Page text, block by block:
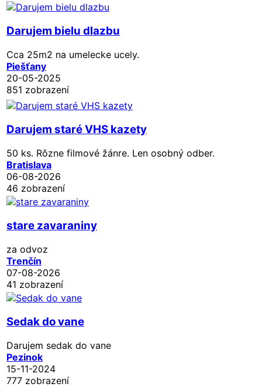
Darujem bielu dlazbu
Cca 25m2 na umelecke ucely.
Piešťany
20-05-2025
851 zobrazení
Darujem staré VHS kazety
50 ks. Rôzne filmové žánre. Len osobný odber.
Bratislava
06-08-2026
46 zobrazení
stare zavaraniny
za odvoz
Trenčín
07-08-2026
41 zobrazení
Sedak do vane
Darujem sedak do vane
Pezinok
15-11-2024
777 zobrazení